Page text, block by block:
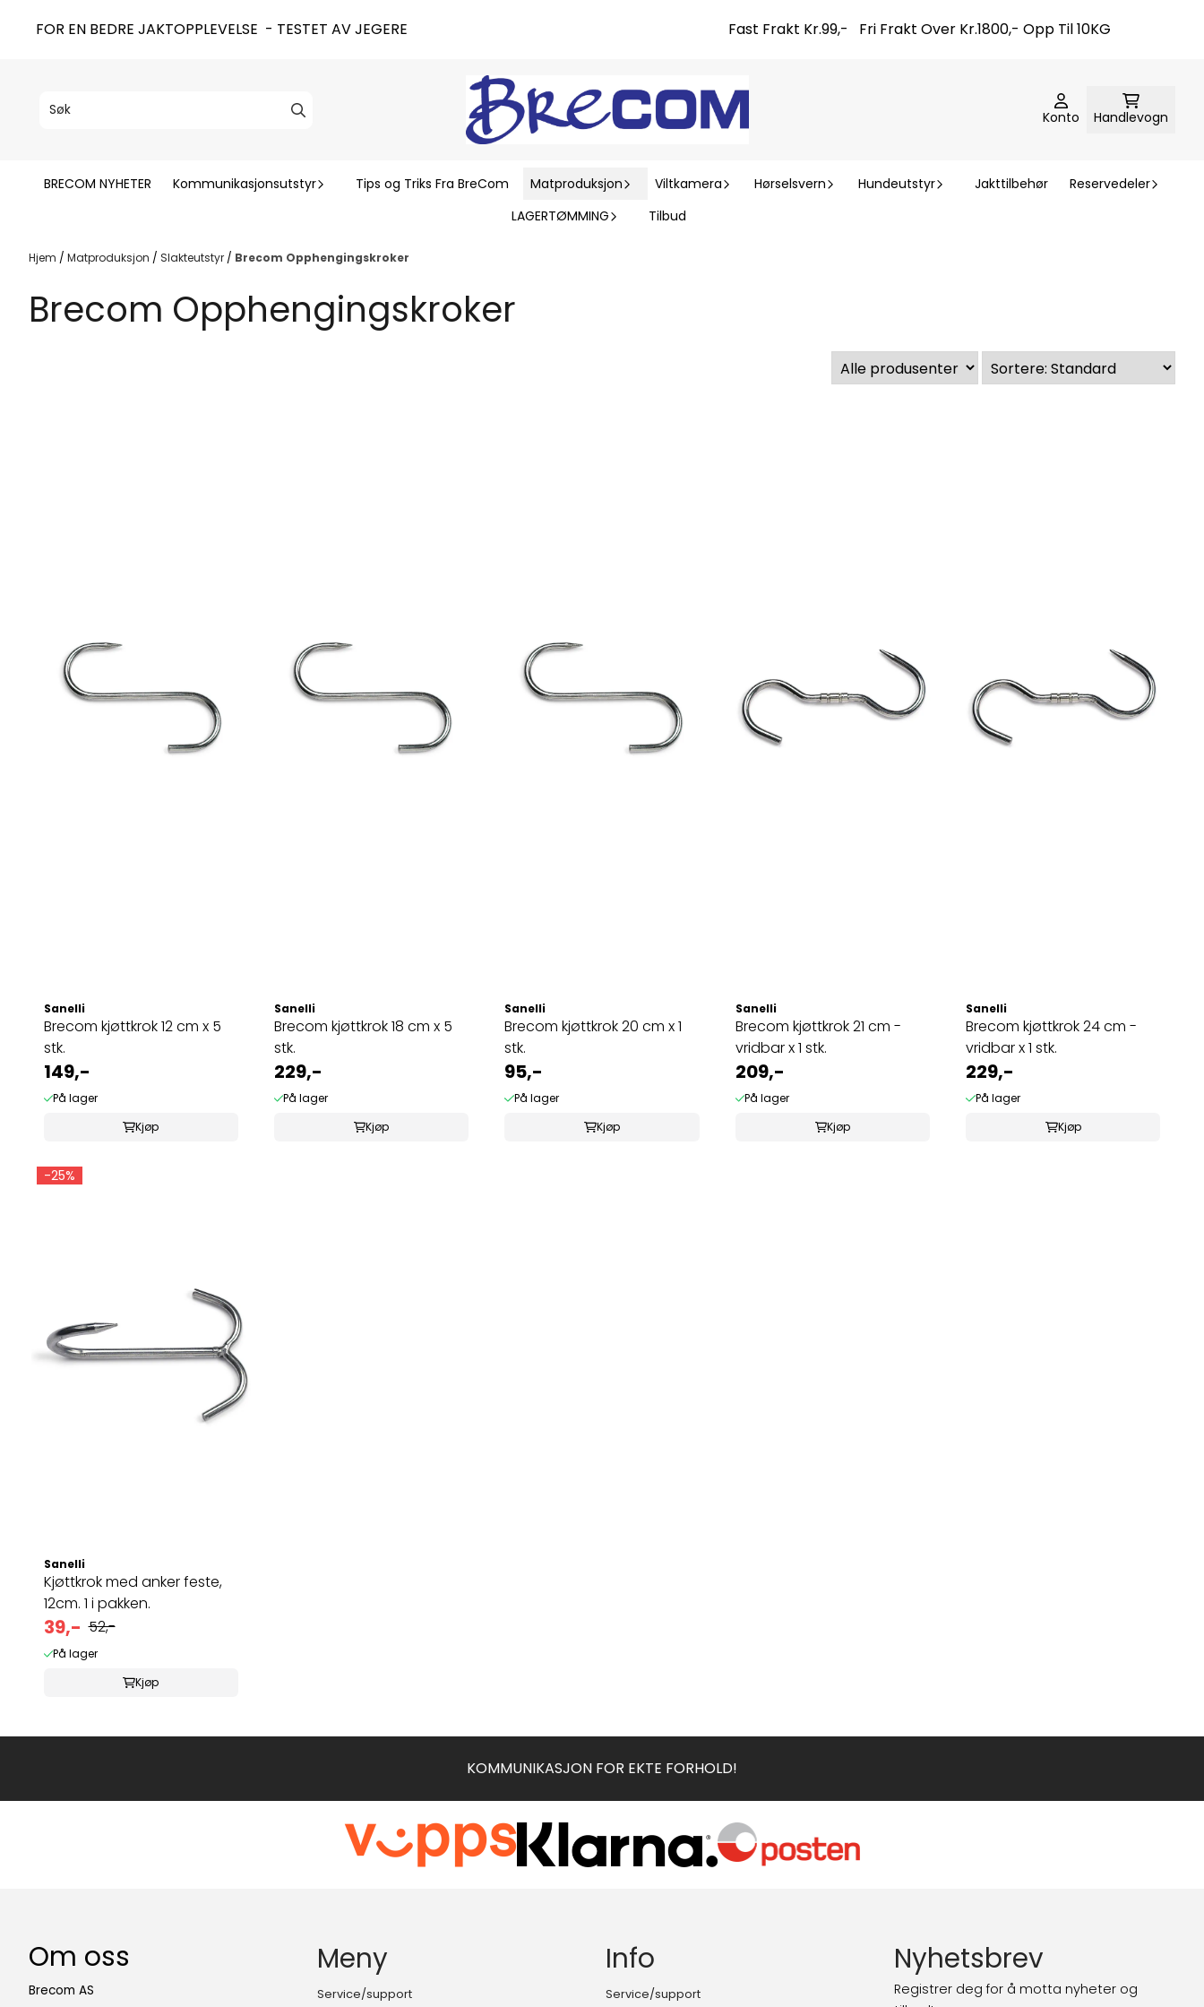
FOR EN BEDRE JAKTOPPLEVELSE - TESTET AV JEGERE Fast Frakt Kr.99,- Fri Frakt Over Kr.1800,- Opp Til 10KG
Konto Handlevogn
BRECOM NYHETER Kommunikasjonsutstyr Tips og Triks Fra BreCom Matproduksjon Viltkamera Hørselsvern Hundeutstyr Jakttilbehør
Reservedeler
LAGERTØMMING
Tilbud
Hjem / Matproduksjon / Slakteutstyr / Brecom Opphengingskroker
Brecom Opphengingskroker
Sanelli
Brecom kjøttkrok 12 cm x 5
stk.
149,-
På lager
Kjøp
Sanelli
Brecom kjøttkrok 18 cm x 5
stk.
229,-
På lager
Kjøp
Sanelli
Brecom kjøttkrok 20 cm x 1
stk.
95,-
På lager
Kjøp
Sanelli
Brecom kjøttkrok 21 cm -
vridbar x 1 stk.
209,-
På lager
Kjøp
Sanelli
Brecom kjøttkrok 24 cm -
vridbar x 1 stk.
229,-
På lager
Kjøp
-25%
Sanelli
Kjøttkrok med anker feste,
12cm. 1 i pakken.
39,- 52,-
På lager
Kjøp
KOMMUNIKASJON FOR EKTE FORHOLD!
Om oss
Brecom AS
Meny
Service/support
Info
Service/support
Nyhetsbrev
Registrer deg for å motta nyheter og